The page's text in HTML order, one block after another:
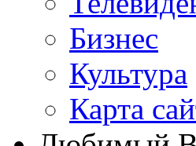
Бизнеc
Культура
Карта